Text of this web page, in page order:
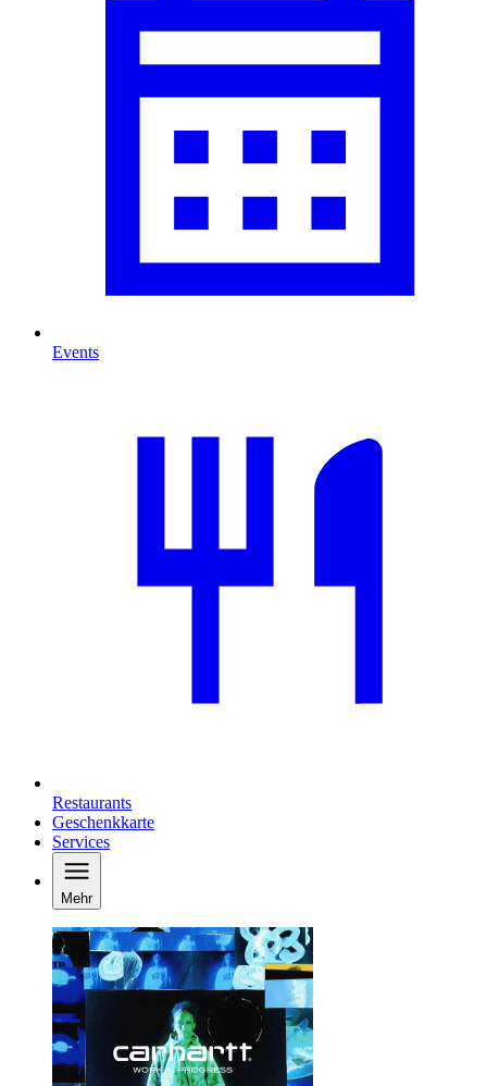
Events
Restaurants
Geschenkkarte
Services
Mehr